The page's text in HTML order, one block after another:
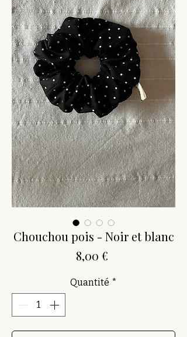
Chouchou pois - Noir et blanc
8,00 €
Quantité *